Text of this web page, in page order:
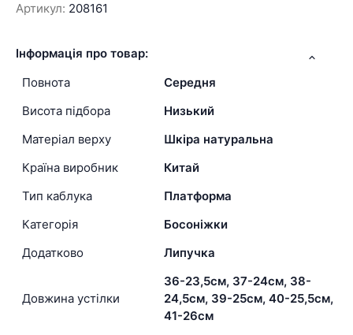
Артикул: 208161
Інформація про товар:
Повнота
Середня
Висота підбора
Низький
Матеріал верху
Шкіра натуральна
Країна виробник
Китай
Тип каблука
Платформа
Категорія
Босоніжки
Додатково
Липучка
Довжина устілки
36-23,5см, 37-24см, 38-
24,5см, 39-25см, 40-25,5см,
41-26см